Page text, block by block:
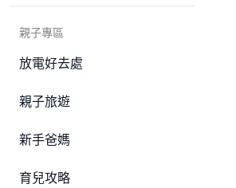
親子專區
放電好去處
親子旅遊
新手爸媽
育兒攻略